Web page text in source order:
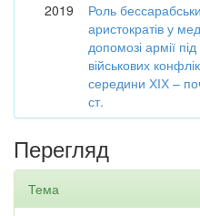
2019
Роль
аристократів у
допомозі армії
військових
середини ХІХ –
ст.
Перегляд
Тема